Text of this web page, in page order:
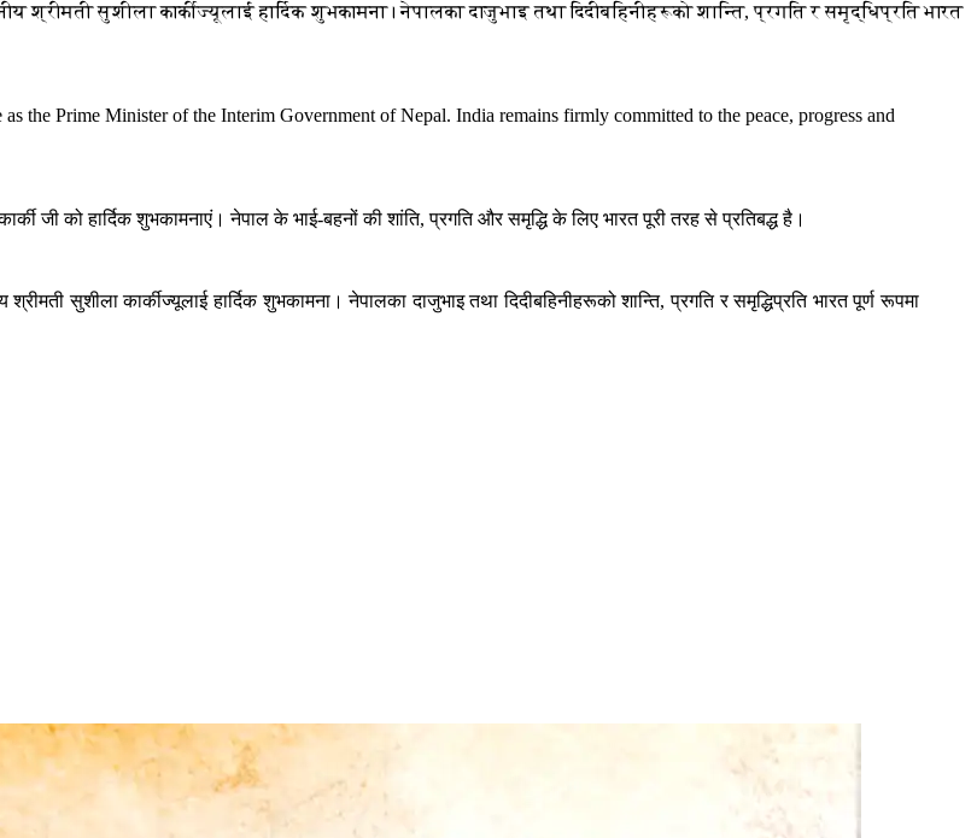
श्रीमती सुशीला कार्कीज्यूलाई हार्दिक शुभकामना। नेपालका दाजुभाइ तथा दिदीबहिनीहरूको शान्ति, प्रगति र समृद्धिप्रति भारत
the Prime Minister of the Interim Government of Nepal. India remains firmly committed to the peace, progress and
जी को हार्दिक शुभकामनाएं। नेपाल के भाई-बहनों की शांति, प्रगति और समृद्धि के लिए भारत पूरी तरह से प्रतिबद्ध है।
सुशीला कार्कीज्यूलाई हार्दिक शुभकामना। नेपालका दाजुभाइ तथा दिदीबहिनीहरूको शान्ति, प्रगति र समृद्धिप्रति भारत पूर्ण रूपमा